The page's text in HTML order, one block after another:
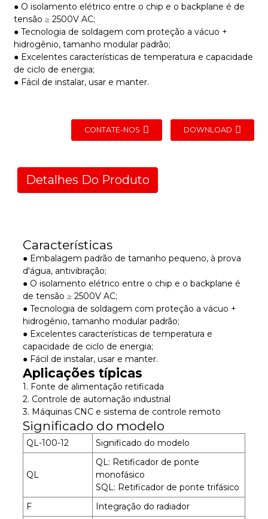
● O isolamento elétrico entre o chip e o backplane é de
tensão ≥ 2500V AC;
● Tecnologia de soldagem com proteção a vácuo +
hidrogênio, tamanho modular padrão;
● Excelentes características de temperatura e capacidade
de ciclo de energia;
● Fácil de instalar, usar e manter.
CONTATE-NOS DOWNLOAD
Detalhes Do Produto
Características
● Embalagem padrão de tamanho pequeno, à prova
d'água, antivibração;
● O isolamento elétrico entre o chip e o backplane é
de tensão ≥ 2500V AC;
● Tecnologia de soldagem com proteção a vácuo +
hidrogênio, tamanho modular padrão;
● Excelentes características de temperatura e
capacidade de ciclo de energia;
● Fácil de instalar, usar e manter.
Aplicações típicas
1. Fonte de alimentação retificada
2. Controle de automação industrial
3. Máquinas CNC e sistema de controle remoto
Significado do modelo
QL-100-12 Significado do modelo
QL
QL: Retificador de ponte
monofásico
SQL: Retificador de ponte trifásico
F
Integração do radiador